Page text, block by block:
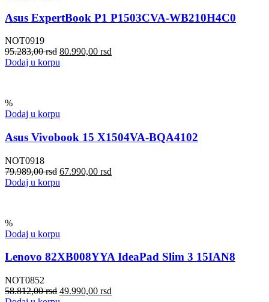
Asus ExpertBook P1 P1503CVA-WB210H4C0
NOT0919
95.283,00rsd 80.990,00 rsd
Dodaj u korpu
%
Dodaj u korpu
Asus Vivobook 15 X1504VA-BQA4102
NOT0918
79.989,00rsd 67.990,00 rsd
Dodaj u korpu
%
Dodaj u korpu
Lenovo 82XB008YYA IdeaPad Slim 3 15IAN8
NOT0852
58.812,00rsd 49.990,00 rsd